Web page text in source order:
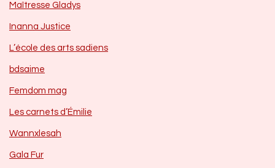
Maîtresse Gladys
Inanna Justice
L’école des arts sadiens
bdsaime
Femdom mag
Les carnets d’Émilie
Wannxlesah
Gala Fur